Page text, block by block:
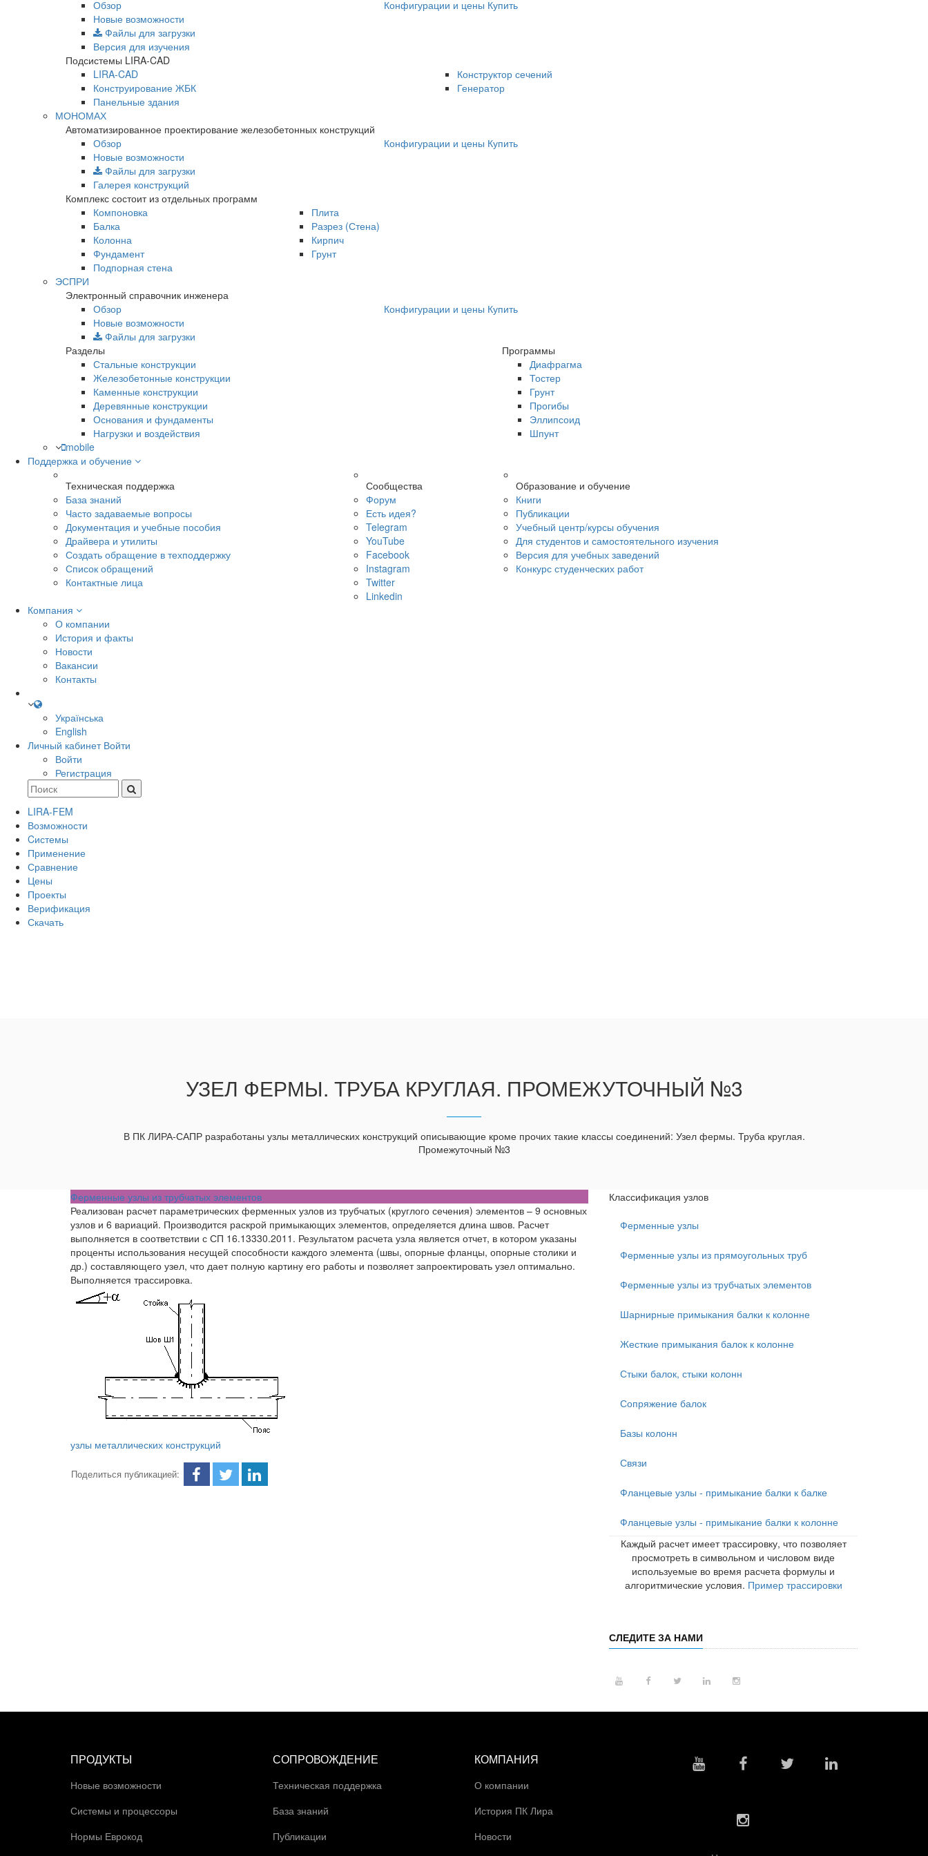
Обзор
Новые возможности
Файлы для загрузки
Версия для изучения
Конфигурации и цены Купить
Подсистемы LIRA-CAD
LIRA-CAD
Конструирование ЖБК
Панельные здания
Конструктор сечений
Генератор
МОНОМАХ
Автоматизированное проектирование железобетонных конструкций
Обзор
Новые возможности
Файлы для загрузки
Галерея конструкций
Конфигурации и цены Купить
Комплекс состоит из отдельных программ
Компоновка
Балка
Колонна
Фундамент
Подпорная стена
Плита
Разрез (Стена)
Кирпич
Грунт
ЭСПРИ
Электронный справочник инженера
Обзор
Новые возможности
Файлы для загрузки
Конфигурации и цены Купить
Разделы
Программы
Стальные конструкции
Железобетонные конструкции
Каменные конструкции
Деревянные конструкции
Основания и фундаменты
Нагрузки и воздействия
Диафрагма
Тостер
Грунт
Прогибы
Эллипсоид
Шпунт
mobile
Поддержка и обучение
Техническая поддержка
База знаний
Часто задаваемые вопросы
Документация и учебные пособия
Драйвера и утилиты
Создать обращение в техподдержку
Список обращений
Контактные лица
Сообщества
Форум
Есть идея?
Telegram
YouTube
Facebook
Instagram
Twitter
Linkedin
Образование и обучение
Книги
Публикации
Учебный центр/курсы обучения
Для студентов и самостоятельного изучения
Версия для учебных заведений
Конкурс студенческих работ
Компания
О компании
История и факты
Новости
Вакансии
Контакты
Українська
English
Личный кабинет Войти
Войти
Регистрация
LIRA-FEM
Возможности
Cистемы
Применение
Сравнение
Цены
Проекты
Верификация
Скачать
УЗЕЛ ФЕРМЫ. ТРУБА КРУГЛАЯ. ПРОМЕЖУТОЧНЫЙ №3
В ПК ЛИРА-САПР разработаны узлы металлических конструкций описывающие кроме прочих такие классы соединений: Узел фермы. Труба круглая.
Промежуточный №3
Ферменные узлы из трубчатых элементов
Реализован расчет параметрических ферменных узлов из трубчатых (круглого сечения) элементов – 9 основных
узлов и 6 вариаций. Производится раскрой примыкающих элементов, определяется длина швов. Расчет
выполняется в соответствии с СП 16.13330.2011. Результатом расчета узла является отчет, в котором указаны
проценты использования несущей способности каждого элемента (швы, опорные фланцы, опорные столики и
др.) составляющего узел, что дает полную картину его работы и позволяет запроектировать узел оптимально.
Выполняется трассировка.
узлы металлических конструкций
Поделиться публикацией:
Классификация узлов
Ферменные узлы
Ферменные узлы из прямоугольных труб
Ферменные узлы из трубчатых элементов
Шарнирные примыкания балки к колонне
Жесткие примыкания балок к колонне
Стыки балок, стыки колонн
Сопряжение балок
Базы колонн
Связи
Фланцевые узлы - примыкание балки к балке
Фланцевые узлы - примыкание балки к колонне
Каждый расчет имеет трассировку, что позволяет
просмотреть в символьном и числовом виде
используемые во время расчета формулы и
алгоритмические условия. Пример трассировки
СЛЕДИТЕ ЗА НАМИ
ПРОДУКТЫ
Новые возможности
Системы и процессоры
Нормы Еврокод
СОПРОВОЖДЕНИЕ
Техническая поддержка
База знаний
Публикации
КОМПАНИЯ
О компании
История ПК Лира
Новости